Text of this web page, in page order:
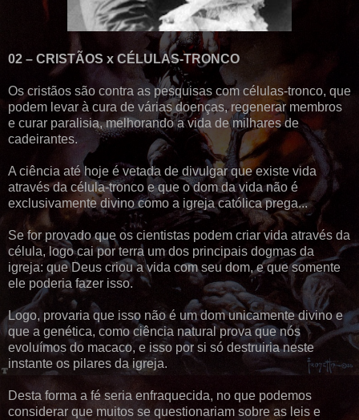
02 – CRISTÃOS x CÉLULAS-TRONCO
Os cristãos são contra as pesquisas com células-tronco, que
podem levar à cura de várias doenças, regenerar membros
e curar paralisia, melhorando a vida de milhares de
cadeirantes.
A ciência até hoje é vetada de divulgar que existe vida
através da célula-tronco e que o dom da vida não é
exclusivamente divino como a igreja católica prega...
Se for provado que os cientistas podem criar vida através da
célula, logo cai por terra um dos principais dogmas da
igreja: que Deus criou a vida com seu dom, e que somente
ele poderia fazer isso.
Logo, provaria que isso não é um dom unicamente divino e
que a genética, como ciência natural prova que nós
evoluímos do macaco, e isso por si só destruiria neste
instante os pilares da igreja.
Desta forma a fé seria enfraquecida, no que podemos
considerar que muitos se questionariam sobre as leis e